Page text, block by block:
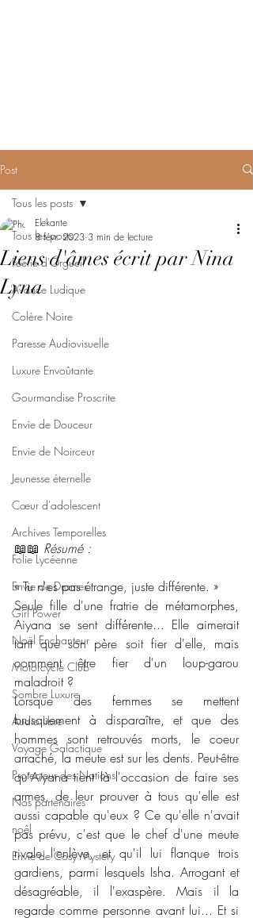
Post
Tous les posts
Féerie d'Orgueil
Avarice Ludique
Colère Noire
Paresse Audiovisuelle
Luxure Envoûtante
Gourmandise Proscrite
Envie de Douceur
Envie de Noirceur
Jeunesse éternelle
Cœur d'adolescent
Archives Temporelles
Folie Lycéenne
Envie de Drames
Girl Power
Noël Enchanteur
Motorcycle Club
Sombre Luxure
Audio libre
Voyage Galactique
Protecteur des Nations
Nos partenaires
noêl
Envie de Cosy Mystery
Tous les posts
Liens d'âmes écrit par Nina
Lyna
Elekante
8 févr. 2023 3 min de lecture
📖📖 Résumé :
« Tu n'es pas étrange, juste différente. »
Seule fille d'une fratrie de métamorphes,
Aiyana se sent différente... Elle aimerait
tant que son père soit fier d'elle, mais
comment être fier d'un loup-garou
maladroit ?
Lorsque des femmes se mettent
brusquement à disparaître, et que des
hommes sont retrouvés morts, le coeur
arraché, la meute est sur les dents. Peut-être
qu'Aiyana tient là l'occasion de faire ses
armes, de leur prouver à tous qu'elle est
aussi capable qu'eux ? Ce qu'elle n'avait
pas prévu, c'est que le chef d'une meute
rivale l'enlève, et qu'il lui flanque trois
gardiens, parmi lesquels Isha. Arrogant et
désagréable, il l'exaspère. Mais il la
regarde comme personne avant lui... Et si